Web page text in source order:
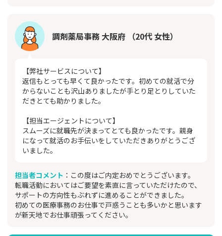
調剤薬局事務 大阪府 （20代 女性）
【弊社サービスについて】
返信もとっても早くて良かったです。初めての就活で分
からないことも沢山ありましたが手とり足とりしていた
だきとても助かりました。
【担当エージェントについて】
スムーズに就職先が決まってとても良かったです。親身
になって就活のお手伝いをしていただきありがとうござ
いました。
担当者コメント ：この度はご内定おめでとうございます。
転職活動においてはご要望を素直に言っていただけたので、
サポートの方向性もぶれずに進めることができました。
初めての医療事務のお仕事で戸惑うことも多いかと思います
が新天地でお仕事頑張ってください。